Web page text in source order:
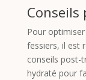
Pour optimiser
fessiers, il est
conseils post-
hydraté pour